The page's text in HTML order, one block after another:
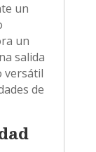
un
un
salida
versátil
de